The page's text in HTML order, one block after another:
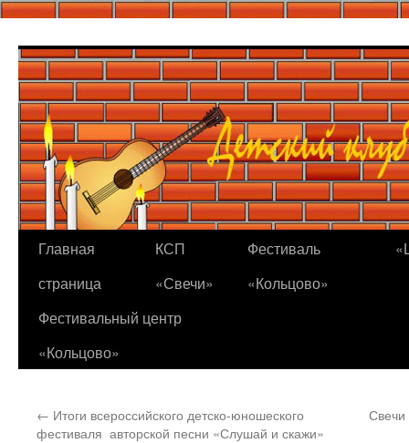
содержимому
Главная
страница
КСП
«Свечи»
Фестиваль
«Кольцово»
Фестивальный центр
«Кольцово»
← Итоги всероссийского детско-юношеского
фестиваля авторской песни «Слушай и скажи»